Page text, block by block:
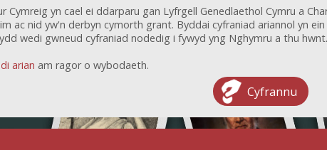
Cymreig yn cael ei ddarparu gan Lyfrgell Genedlaethol Cymru a
ac nid yw'n derbyn cymorth grant. Byddai cyfraniad ariannol yn
wedi gwneud cyfraniad nodedig i fywyd yng Nghymru a thu hwnt.
arian am ragor o wybodaeth.
Cyfrannu